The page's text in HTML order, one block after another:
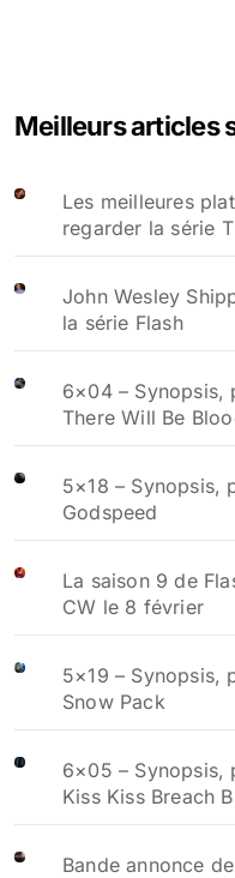
Meilleurs articles
Les meilleures
regarder la série
John Wesley
la série Flash
6×04 – Synopsis,
There Will Be
5×18 – Synopsis,
Godspeed
La saison 9 de
CW le 8 février
5×19 – Synopsis,
Snow Pack
6×05 – Synopsis,
Kiss Kiss Breach
Bande annonce